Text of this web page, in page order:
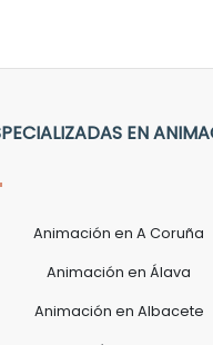
EN
Animación en A Coruña
Animación en Álava
Animación en Albacete